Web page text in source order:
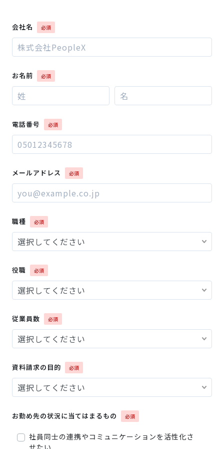
会社名
お名前
電話番号
メールアドレス
職種
役職
従業員数
資料請求の目的
お勤め先の状況に当てはまるもの
社員同士の連携やコミュニケーションを活性化さ
せたい